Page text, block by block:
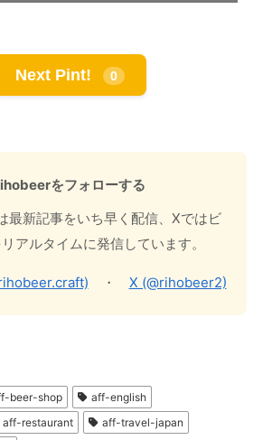
Next Pint! 0
をフォローする
最新記事をいち早く配信、Xではビ
アルタイムに発信しています。
・ X (@rihobeer2)
beer-shop
aff-english
aff-restaurant
aff-travel-japan